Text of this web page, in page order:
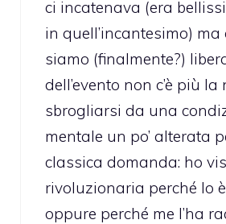
ci incatenava (era
in quell’incantesimo) ma
siamo (finalmente?)
dell’evento non c’è più
sbrogliarsi da una
mentale un po’ alterata
classica domanda: ho
rivoluzionaria perché lo
oppure perché me l’ha